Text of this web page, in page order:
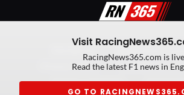
Algemene
Privacy Policy
Created by On
Privacy manager
Visit
RacingNews365.com is
Read the latest F1 news in
GO TO